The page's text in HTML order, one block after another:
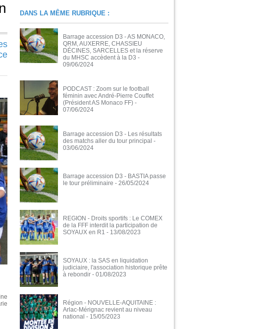
DANS LA MÊME RUBRIQUE :
Barrage accession D3 - AS MONACO,
QRM, AUXERRE, CHASSIEU
DÉCINES, SARCELLES et la réserve
du MHSC accèdent à la D3 -
09/06/2024
PODCAST : Zoom sur le football
féminin avec André-Pierre Couffet
(Président AS Monaco FF) -
07/06/2024
Barrage accession D3 - Les résultats
des matchs aller du tour principal -
03/06/2024
Barrage accession D3 - BASTIA passe
le tour préliminaire - 26/05/2024
REGION - Droits sportifs : Le COMEX
de la FFF interdit la participation de
SOYAUX en R1 - 13/08/2023
SOYAUX : la SAS en liquidation
judiciaire, l'association historique prête
à rebondir - 01/08/2023
Région - NOUVELLE-AQUITAINE :
Arlac-Mérignac revient au niveau
national - 15/05/2023